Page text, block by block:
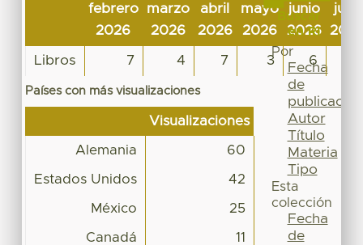
febrero
2026
marzo
2026
abril
2026
mayo
2026
junio
2026
julio
Libros 7 4 7 3 6
Países con más visualizaciones
Visualizaciones
Alemania 60
Estados Unidos 42
México 25
Canadá 11
Buscar
en RI
Por
Fecha
de
publicación
Autor
Título
Materia
Tipo
Esta
colección
Fecha
de